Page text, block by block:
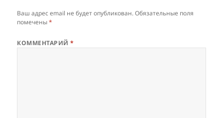
Ваш адрес email не будет опубликован. Обязательные поля
помечены*
КОММЕНТАРИЙ*